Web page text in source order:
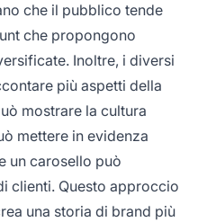
che il pubblico tende
che propongono
Inoltre, i diversi
più aspetti della
mostrare la cultura
mettere in evidenza
un carosello può
clienti. Questo approccio
una storia di brand più